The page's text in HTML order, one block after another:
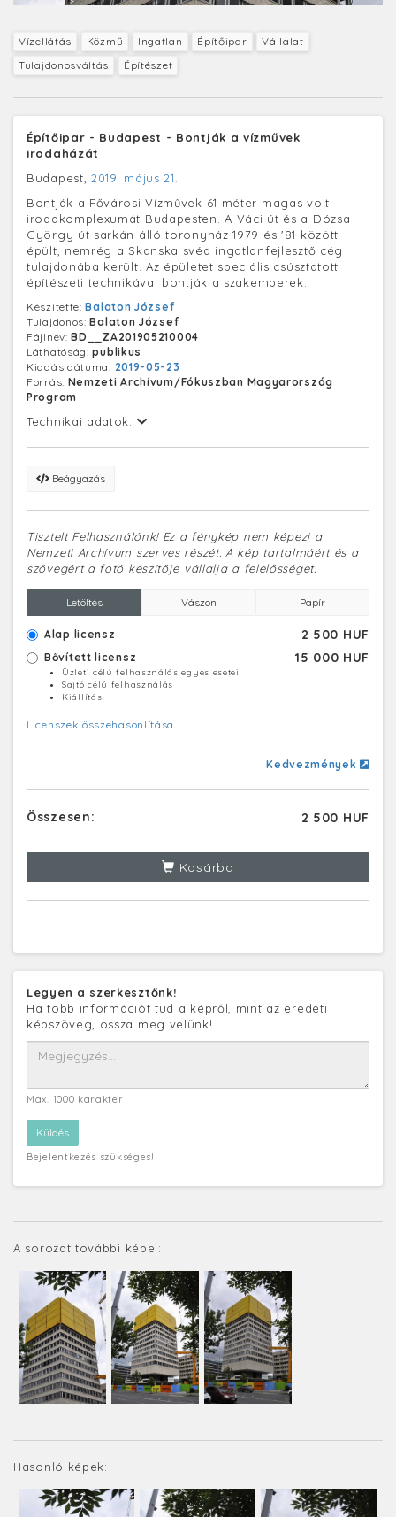
Vízellátás Közmű Ingatlan Építőipar
Vállalat
Tulajdonosváltás
Építészet
Építőipar - Budapest - Bontják a vízművek
irodaházát
Budapest, 2019. május 21.
Bontják a Fővárosi Vízművek 61 méter magas volt
irodakomplexumát Budapesten. A Váci út és a Dózsa
György út sarkán álló toronyház 1979 és '81 között
épült, nemrég a Skanska svéd ingatlanfejlesztő cég
tulajdonába került. Az épületet speciális csúsztatott
építészeti technikával bontják a szakemberek.
Készítette:Balaton József
Tulajdonos:Balaton József
Fájlnév:BD__ZA201905210004
Láthatóság:publikus
Kiadás dátuma: 2019-05-23
Forrás: Nemzeti Archívum/Fókuszban Magyarország
Program
Technikai adatok:
Beágyazás
Tisztelt Felhasználónk! Ez a fénykép nem képezi a
Nemzeti Archívum szerves részét. A kép tartalmáért és a
szövegért a fotó készítője vállalja a felelősséget.
Letöltés Vászon Papír
Alap licensz 2 500 HUF
Bővített licensz 15 000 HUF
Üzleti célú felhasználás egyes esetei
Sajtó célú felhasználás
Kiállítás
Licenszek összehasonlítása
Kedvezmények
Összesen: 2 500 HUF
Kosárba
Legyen a szerkesztőnk!
Ha több információt tud a képről, mint az eredeti
képszöveg, ossza meg velünk!
Max. 1000 karakter
Bejelentkezés szükséges!
A sorozat további képei:
Hasonló képek: